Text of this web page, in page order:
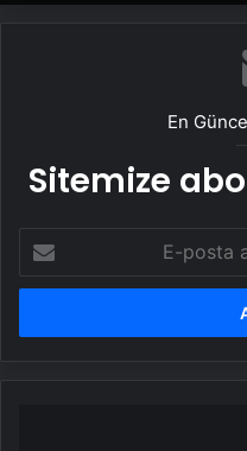
Umre Turları
Turları Farkları
En
Sitemize
posta
adresinizi